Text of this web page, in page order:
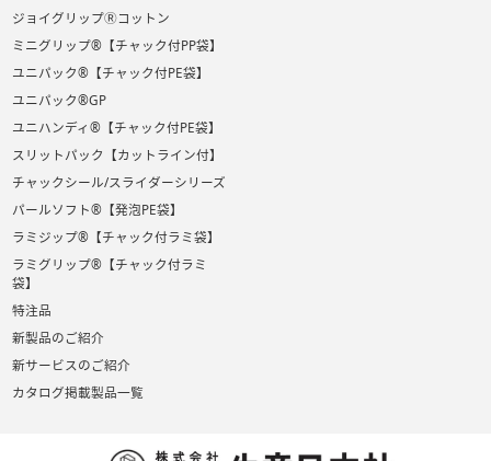
ジョイグリップⓇコットン
ミニグリップ®【チャック付PP袋】
ユニパック®【チャック付PE袋】
ユニパック®GP
ユニハンディ®【チャック付PE袋】
スリットパック【カットライン付】
チャックシール/スライダーシリーズ
パールソフト®【発泡PE袋】
ラミジップ®【チャック付ラミ袋】
ラミグリップ®【チャック付ラミ
袋】
特注品
新製品のご紹介
新サービスのご紹介
カタログ掲載製品一覧